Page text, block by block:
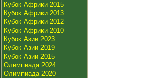
Кубок Африки 2015
Кубок Африки 2013
Кубок Африки 2012
Кубок Африки 2010
Кубок Азии 2023
Кубок Азии 2019
Кубок Азии 2015
Олимпиада 2024
Олимпиада 2020